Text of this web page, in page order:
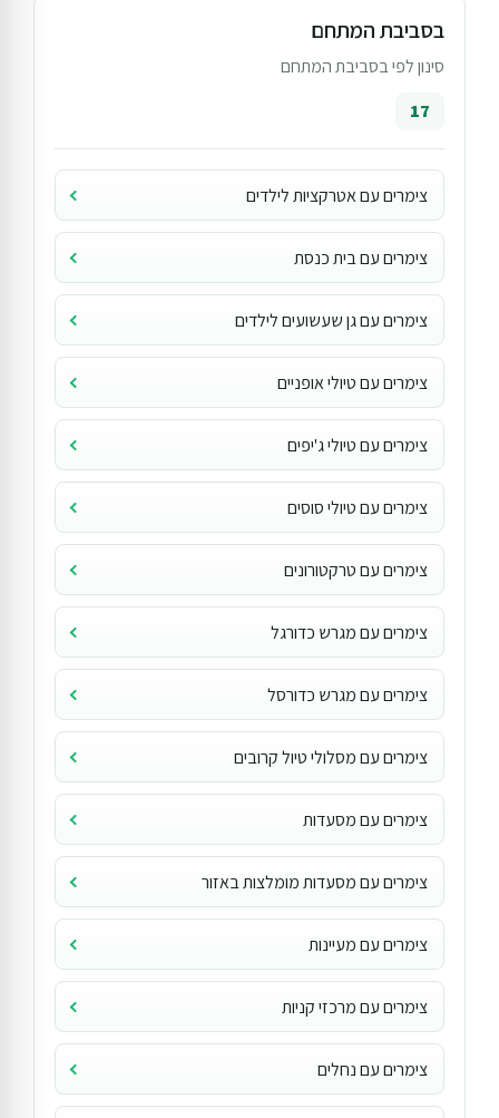
בסביבת המתחם
סינון לפי בסביבת המתחם
17
צימרים עם אטרקציות לילדים
צימרים עם בית כנסת
צימרים עם גן שעשועים לילדים
צימרים עם טיולי אופניים
צימרים עם טיולי ג'יפים
צימרים עם טיולי סוסים
צימרים עם טרקטורונים
צימרים עם מגרש כדורגל
צימרים עם מגרש כדורסל
צימרים עם מסלולי טיול קרובים
צימרים עם מסעדות
צימרים עם מסעדות מומלצות באזור
צימרים עם מעיינות
צימרים עם מרכזי קניות
צימרים עם נחלים